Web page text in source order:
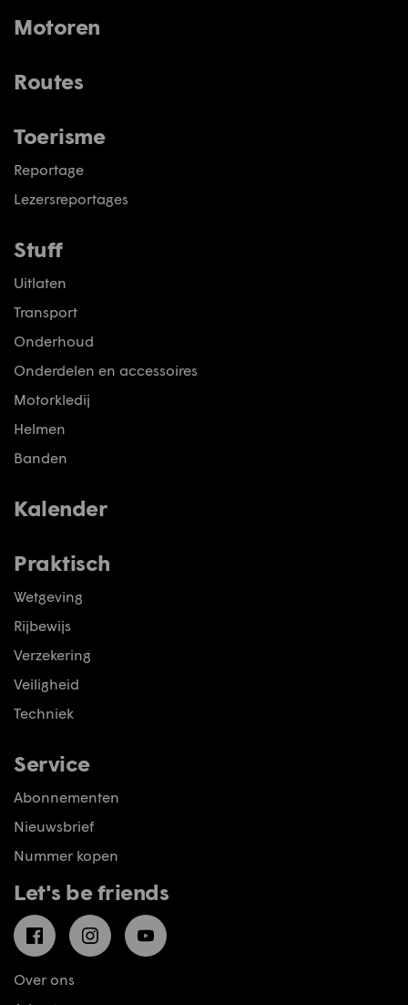
Motoren
Routes
Toerisme
Reportage
Lezersreportages
Stuff
Uitlaten
Transport
Onderhoud
Onderdelen en accessoires
Motorkledij
Helmen
Banden
Kalender
Praktisch
Wetgeving
Rijbewijs
Verzekering
Veiligheid
Techniek
Service
Abonnementen
Nieuwsbrief
Nummer kopen
Let's be friends
FacebookInstagramYouTube
Over ons